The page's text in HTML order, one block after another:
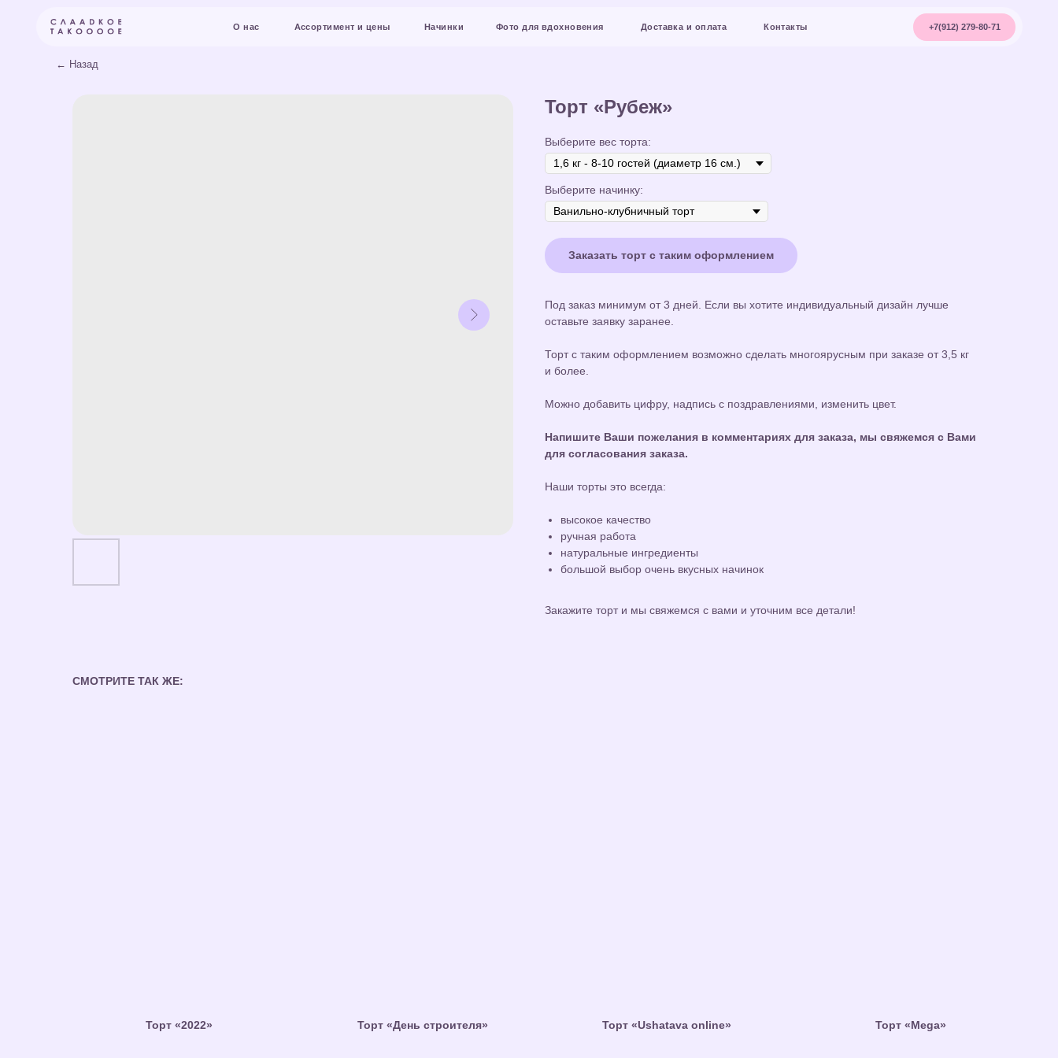
Ассортимент и цены Фото для вдохновения Доставка и оплата Контакты
Начинки
Торт «Рубеж»
Выберите вес торта:
Выберите начинку:
Заказать торт с таким оформлением
Под заказ минимум от 3 дней. Если вы хотите индивидуальный дизайн лучше
оставьте заявку заранее.
Торт с таким оформлением возможно сделать многоярусным при заказе от 3,5 кг
и более.
Можно добавить цифру, надпись с поздравлениями, изменить цвет.
Напишите Ваши пожелания в комментариях для заказа, мы свяжемся с Вами
для согласования заказа.
Наши торты это всегда:
высокое качество
ручная работа
натуральные ингредиенты
большой выбор очень вкусных начинок
Закажите торт и мы свяжемся с вами и уточним все детали!
СМОТРИТЕ ТАК ЖЕ:
Торт «2022» Торт «День строителя» Торт «Ushatava online» Торт «Mega»